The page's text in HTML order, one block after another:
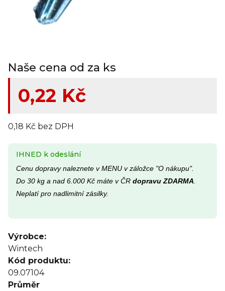
Naše cena od za ks
0,22 Kč
0,18 Kč bez DPH
IHNED k odeslání
Cenu dopravy naleznete v MENU v záložce "O nákupu".
Do 30 kg a nad 6.000 Kč máte v ČR dopravu ZDARMA
Neplatí pro nadlimitní zásilky.
Výrobce:
Wintech
Kód produktu:
09.07104
Průměr